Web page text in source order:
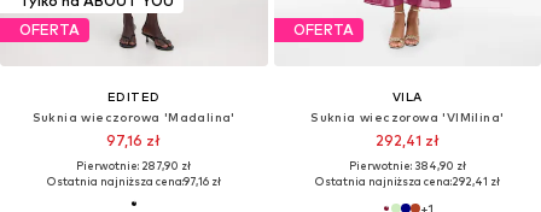
OFERTA
EDITED
Suknia wieczorowa 'Madalina'
97,16 zł
Pierwotnie: 287,90 zł
Ostatnia najniższa cena:97,16 zł
OFERTA
VILA
Suknia wieczorowa 'VIMilina'
292,41 zł
Pierwotnie: 384,90 zł
Ostatnia najniższa cena:292,41 zł
+1